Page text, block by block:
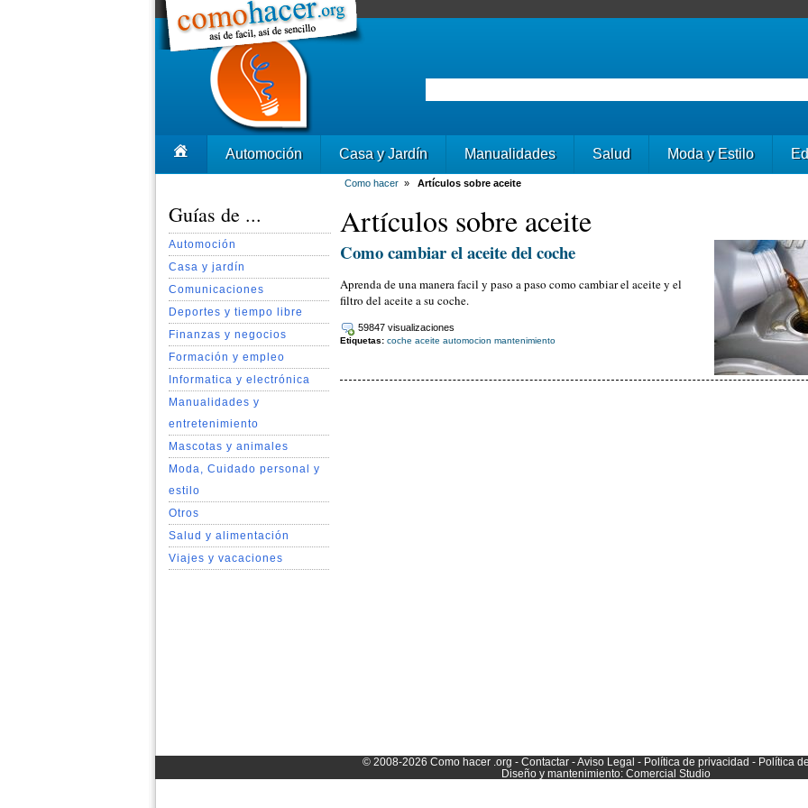
Automoción Casa y Jardín Manualidades Salud Moda y Estilo
Como hacer » Artículos sobre aceite
Guías de ...
Automoción
Casa y jardín
Comunicaciones
Deportes y tiempo libre
Finanzas y negocios
Formación y empleo
Informatica y electrónica
Manualidades y
entretenimiento
Mascotas y animales
Moda, Cuidado personal y
estilo
Otros
Salud y alimentación
Viajes y vacaciones
Artículos sobre aceite
Como cambiar el aceite del coche
Aprenda de una manera facil y paso a paso como cambiar el aceite y el
filtro del aceite a su coche.
59847 visualizaciones
Etiquetas: coche aceite automocion mantenimiento
© 2008-2026 Como hacer.org - Contactar-Aviso Legal - Política de privacidad - Política
Diseño y mantenimiento: Comercial Studio